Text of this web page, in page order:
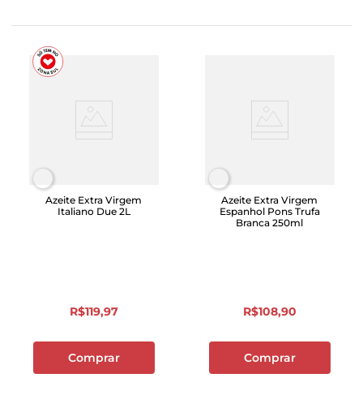
Azeite Extra Virgem
Italiano Due 2L
R$119,97
Comprar
Azeite Extra Virgem
Espanhol Pons Trufa
Branca 250ml
R$108,90
Comprar